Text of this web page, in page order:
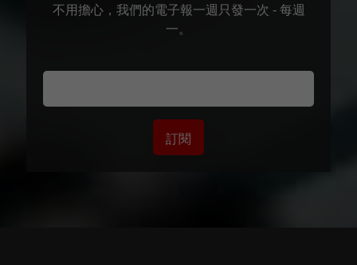
不用擔心，我們的電子報一週只發一次 - 每週
一。
訂閱